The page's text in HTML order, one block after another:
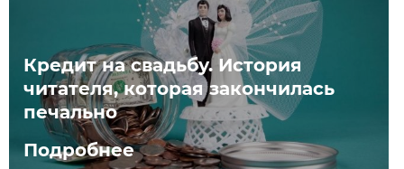
Кредит на свадьбу. История
читателя, которая закончилась
печально
Подробнее